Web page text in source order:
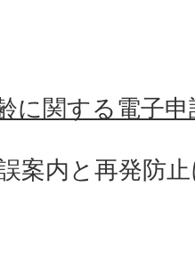
に関する電子申
案内と再発防